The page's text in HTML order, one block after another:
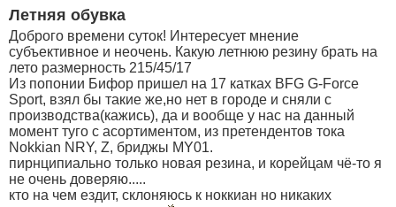
Летняя обувка
Доброго времени суток! Интересует мнение
субъективное и неочень. Какую летнюю резину брать на
лето размерность 215/45/17
Из попонии Бифор пришел на 17 катках BFG G-Force
Sport, взял бы такие же,но нет в городе и сняли с
производства(кажись), да и вообще у нас на данный
момент туго с асортиментом, из претендентов тока
Nokkian NRY, Z, бриджы MY01.
пирнципиально только новая резина, и корейцам чё-то я
не очень доверяю.....
кто на чем ездит, склоняюсь к ноккиан но никаких